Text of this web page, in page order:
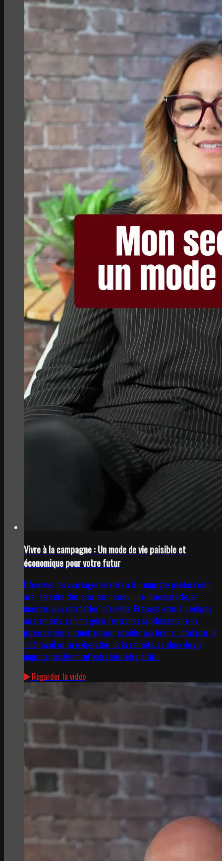
Vivre à la campagne : Un mode de vie paisible et
économique pour votre futur
Découvrez les avantages de vivre à la campagne pendant cinq
ans : terrains plus spacieux, tranquillité incomparable, et
maisons plus abordables qu'en ville. Préparez-vous à quelques
ajustements, comme gérer l'entretien supplémentaire ou
parcourir des kilomètres pour accéder aux loisirs. Idéal pour le
télétravail ou en préparation de la retraite, ce choix de vie
impacte positivement votre bien-être global.
Regarder la vidéo